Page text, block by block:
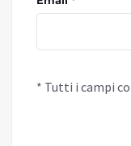
* Tutti i campi